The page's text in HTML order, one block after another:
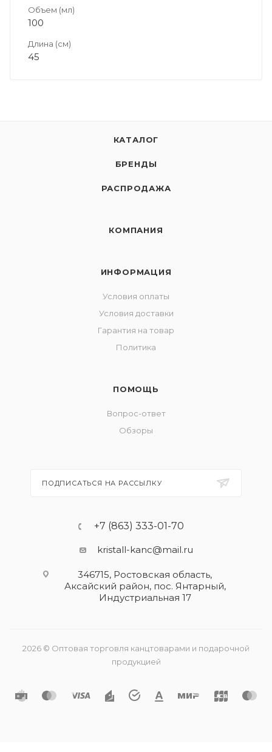
Объем (мл)
100
Длина (см)
45
КАТАЛОГ
БРЕНДЫ
РАСПРОДАЖА
КОМПАНИЯ
ИНФОРМАЦИЯ
Условия оплаты
Условия доставки
Гарантия на товар
Политика
ПОМОЩЬ
Вопрос-ответ
Обзоры
ПОДПИСАТЬСЯ НА РАССЫЛКУ
+7 (863) 333-01-70
kristall-kanc@mail.ru
346715, Ростовская область​,
Аксайский район, пос. Янтарный,
Индустриальная 17
2026 © Оптовая торговля канцтоварами и подарочной
продукцией